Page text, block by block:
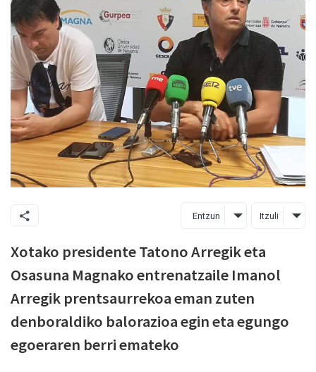
Entzun Itzuli
Xotako presidente Tatono Arregik eta
Osasuna Magnako entrenatzaile Imanol
Arregik prentsaurrekoa eman zuten
denboraldiko balorazioa egin eta egungo
egoeraren berri emateko